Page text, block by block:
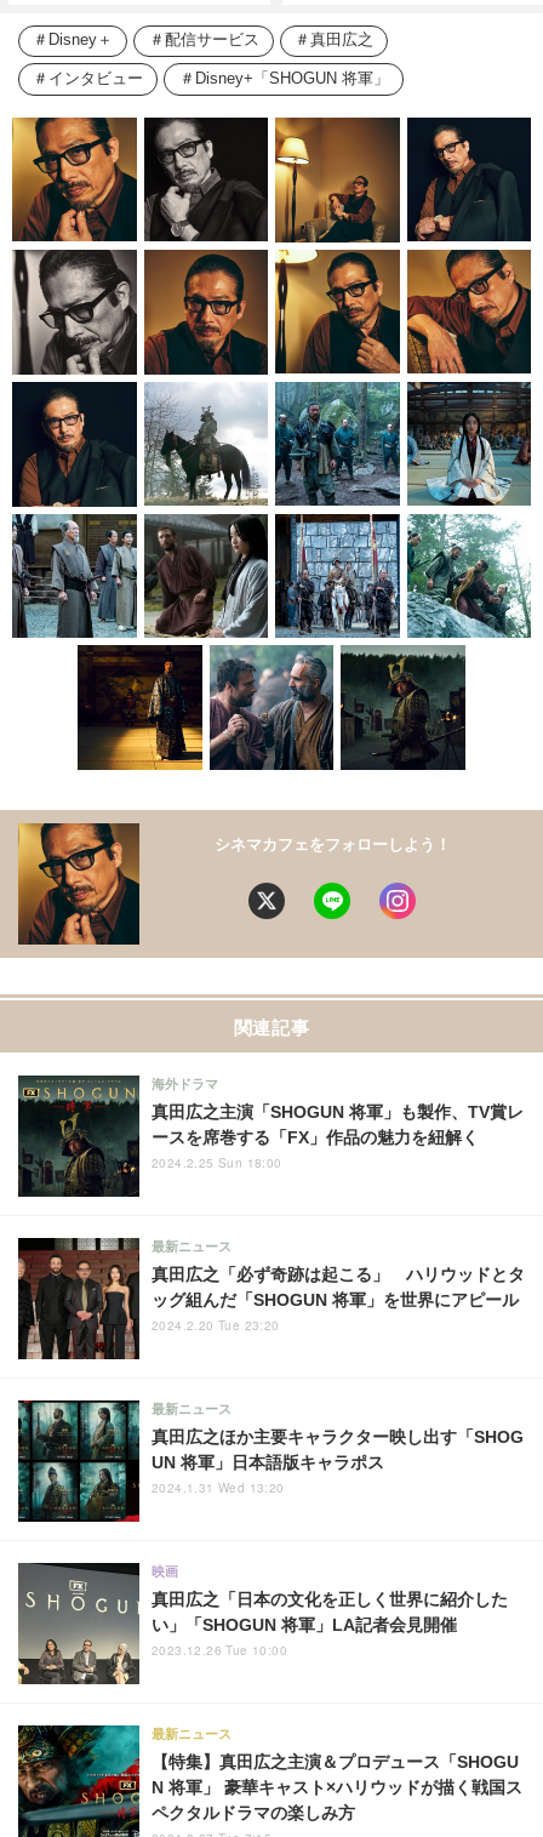
Disney＋ 配信サービス 真田広之
インタビュー Disney+「SHOGUN 将軍」
シネマカフェをフォローしよう！
関連記事
真田広之主演「SHOGUN 将軍」も製作、TV賞レ
ースを席巻する「FX」作品の魅力を紐解く
海外ドラマ
2024.2.25 Sun 18:00
真田広之「必ず奇跡は起こる」 ハリウッドとタ
ッグ組んだ「SHOGUN 将軍」を世界にアピール
最新ニュース
2024.2.20 Tue 23:20
真田広之ほか主要キャラクター映し出す「SHOG
UN 将軍」日本語版キャラポス
最新ニュース
2024.1.31 Wed 13:20
真田広之「日本の文化を正しく世界に紹介した
い」「SHOGUN 将軍」LA記者会見開催
映画
2023.12.26 Tue 10:00
【特集】真田広之主演＆プロデュース「SHOGU
N 将軍」 豪華キャスト×ハリウッドが描く戦国ス
ペクタルドラマの楽しみ方
最新ニュース